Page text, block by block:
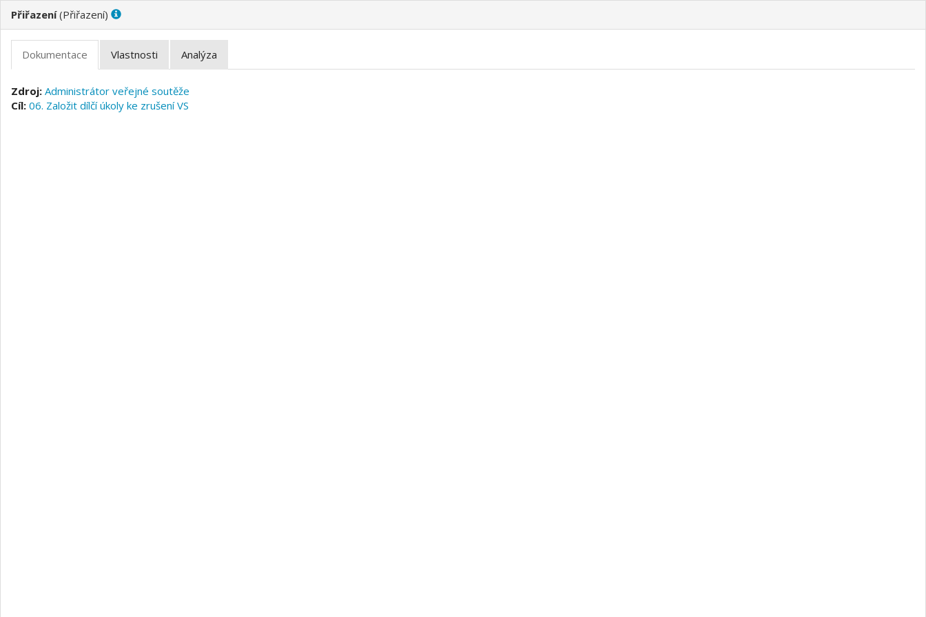
( )
Administrátor veřejné soutěže
06. Založit dílčí úkoly ke zrušení VS